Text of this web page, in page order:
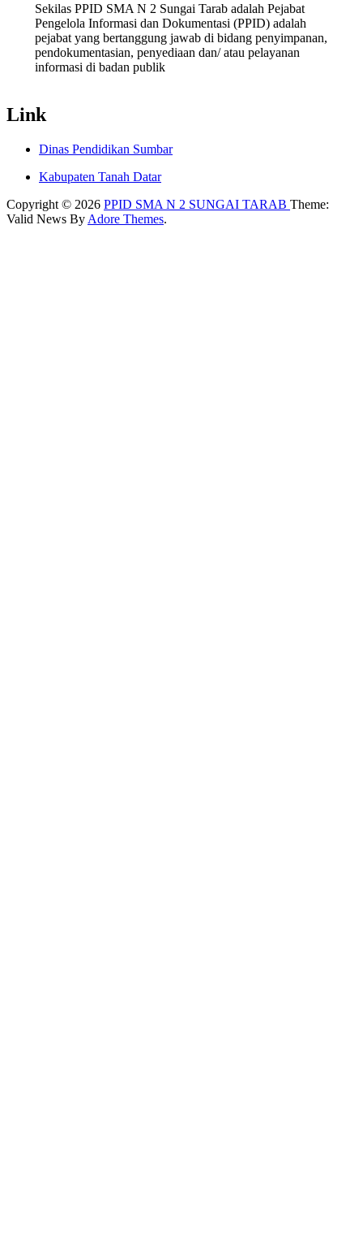
Sekilas PPID SMA N 2 Sungai Tarab adalah Pejabat
Pengelola Informasi dan Dokumentasi (PPID) adalah
pejabat yang bertanggung jawab di bidang penyimpanan,
pendokumentasian, penyediaan dan/ atau pelayanan
informasi di badan publik
Link
Dinas Pendidikan Sumbar
Kabupaten Tanah Datar
Copyright © 2026 PPID SMA N 2 SUNGAI TARAB Theme:
Valid News By Adore Themes.